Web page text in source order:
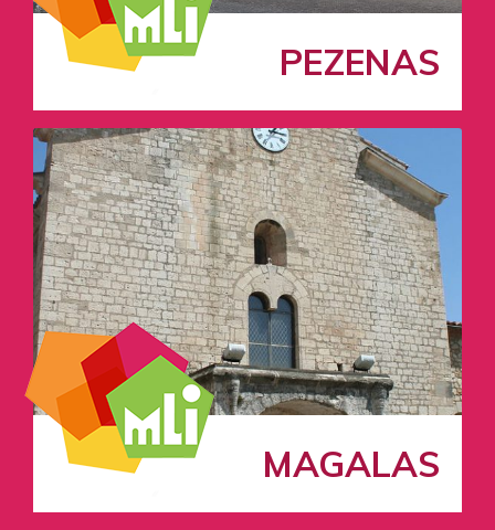
PEZENAS
MAGALAS